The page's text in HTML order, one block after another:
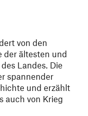
von den
der ältesten und
Landes. Die
spannender
und erzählt
auch von Krieg